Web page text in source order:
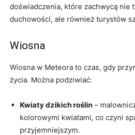
doświadczenia, które zachwycą nie
duchowości, ale również turystów
Wiosna
Wiosna w Meteora to czas, gdy
życia. Można podziwiać:
Kwiaty dzikich roślin –
kolorowymi kwiatami, co czyni
przyjemniejszym.